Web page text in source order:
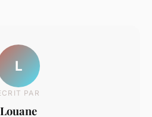
L
PAR
Louane